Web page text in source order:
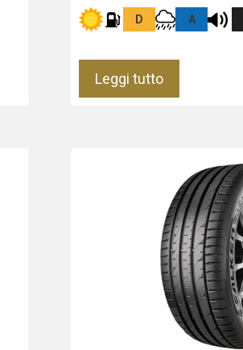
D A
Leggi tutto